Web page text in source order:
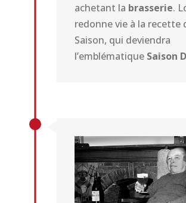
achetant la brasserie.
redonne vie à la recette
Saison, qui deviendra
l’emblématique Saison